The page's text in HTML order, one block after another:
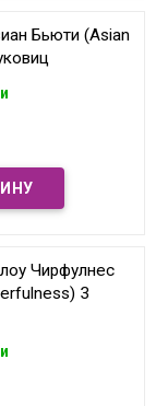
Бьюти (Asian
Чирфулнес
3